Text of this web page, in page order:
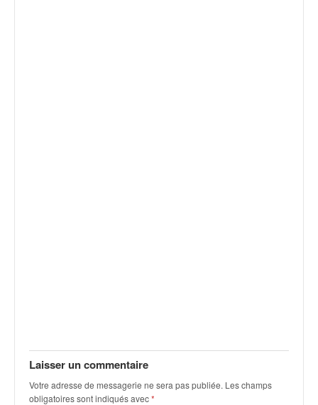
Laisser un commentaire
Votre adresse de messagerie ne sera pas publiée. Les champs
obligatoires sont indiqués avec*